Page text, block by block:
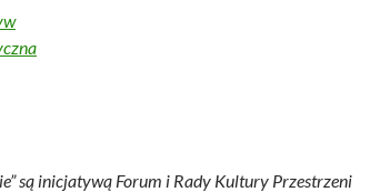
są inicjatywą Forum i Rady Kultury Przestrzeni